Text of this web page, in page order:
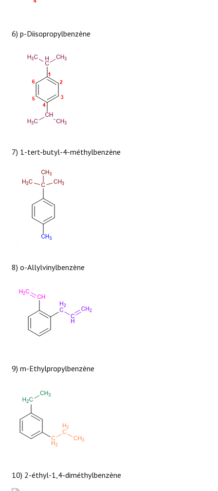
6) p-Diisopropylbenzène
7) 1-tert-butyl-4-méthylbenzène
8) o-Allylvinylbenzène
9) m-Ethylpropylbenzène
10) 2-éthyl-1,4-diméthylbenzène